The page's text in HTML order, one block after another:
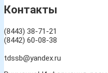
Контакты
(8443) 38-71-21
(8442) 60-08-38
tdssb@yandex.ru